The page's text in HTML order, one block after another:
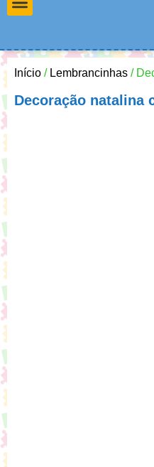
Início / Lembrancinhas /
Decoração natalina